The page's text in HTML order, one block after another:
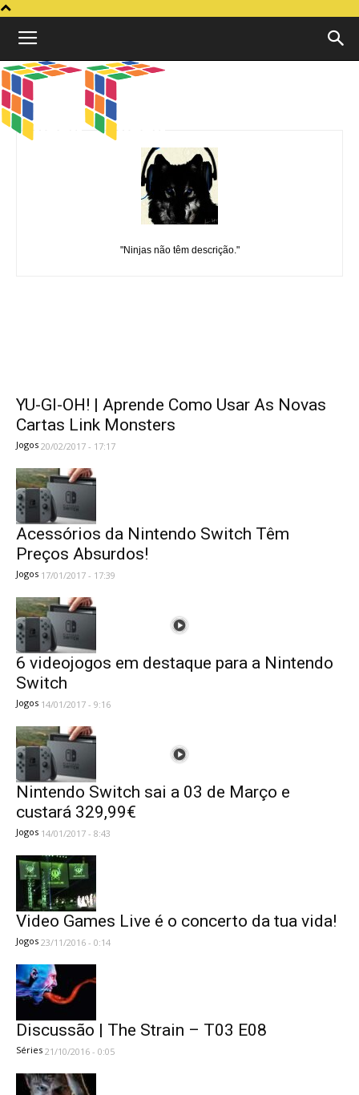
Cubo
Joana Sousa
"Ninjas não têm descrição."
YU-GI-OH! | Aprende Como Usar As Novas
Cartas Link Monsters
Jogos 20/02/2017 - 17:17
Acessórios da Nintendo Switch Têm
Preços Absurdos!
Jogos 17/01/2017 - 17:39
6 videojogos em destaque para a Nintendo
Switch
Jogos 14/01/2017 - 9:16
Nintendo Switch sai a 03 de Março e
custará 329,99€
Jogos 14/01/2017 - 8:43
Video Games Live é o concerto da tua vida!
Jogos 23/11/2016 - 0:14
Discussão | The Strain – T03 E08
Séries 21/10/2016 - 0:05